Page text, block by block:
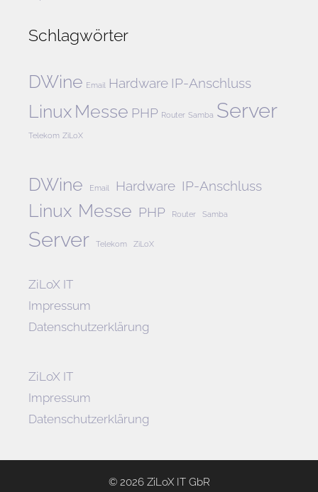
Schlagwörter
DWine Email Hardware IP-Anschluss
Linux Messe PHP Router Samba Server
Telekom ZiLoX
DWine Email Hardware IP-Anschluss
Linux Messe PHP Router Samba
Server Telekom ZiLoX
ZiLoX IT
Impressum
Datenschutzerklärung
ZiLoX IT
Impressum
Datenschutzerklärung
© 2026 ZiLoX IT GbR